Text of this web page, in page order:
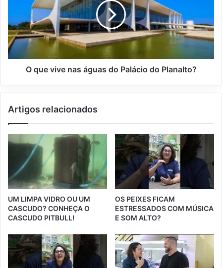
O que vive nas águas do Palácio do Planalto?
Artigos relacionados
UM LIMPA VIDRO OU UM
CASCUDO? CONHEÇA O
CASCUDO PITBULL!
OS PEIXES FICAM
ESTRESSADOS COM MÚSICA
E SOM ALTO?